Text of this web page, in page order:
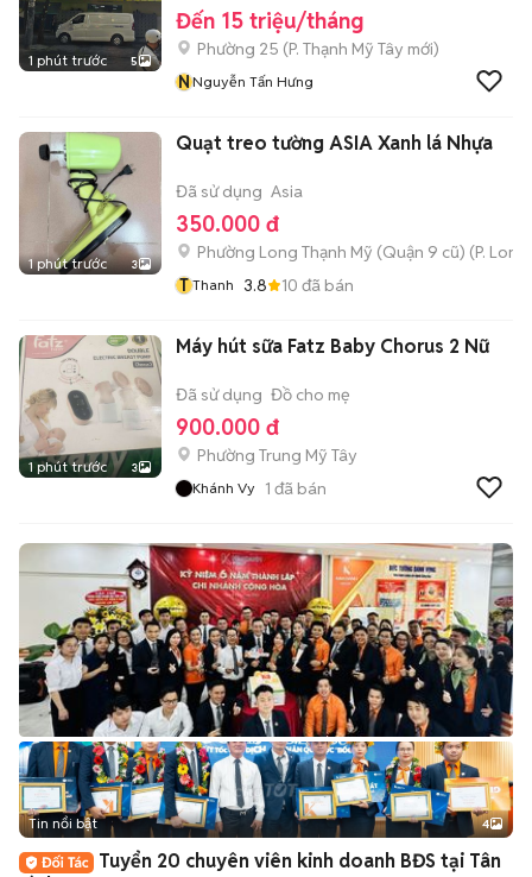
1 phút trước 5
Đến 15 triệu/tháng
Phường 25 (P. Thạnh Mỹ Tây mới)
NNguyễn Tấn Hưng
1 phút trước 3
Quạt treo tường ASIA Xanh lá Nhựa
Đã sử dụng Asia
350.000 đ
Phường Long Thạnh Mỹ (Quận 9 cũ) (P.
T Thanh 3.8 10 đã bán
1 phút trước 3
Máy hút sữa Fatz Baby Chorus 2 Nữ
Đã sử dụng Đồ cho mẹ
900.000 đ
Phường Trung Mỹ Tây
Khánh Vy 1 đã bán
Tin nổi bật 4
Tuyển 20 chuyên viên kinh doanh BĐS tại Tân